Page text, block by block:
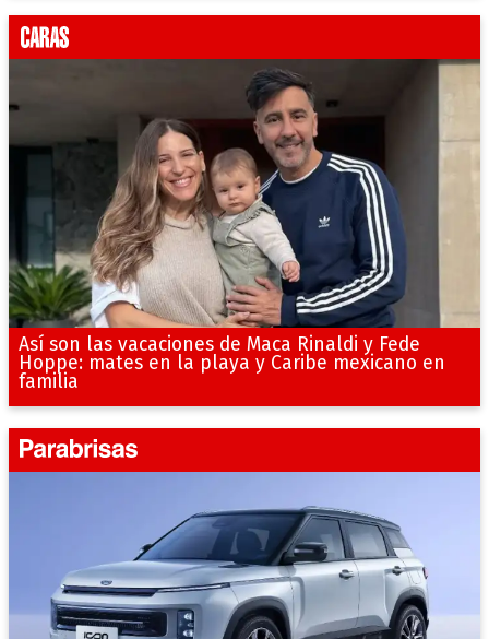
Así son las vacaciones de Maca Rinaldi y Fede
Hoppe: mates en la playa y Caribe mexicano en
familia